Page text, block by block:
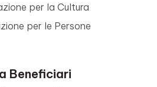
per la Cultura
per le Persone
Beneficiari